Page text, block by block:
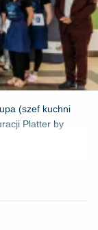
(szef kuchni
Platter by